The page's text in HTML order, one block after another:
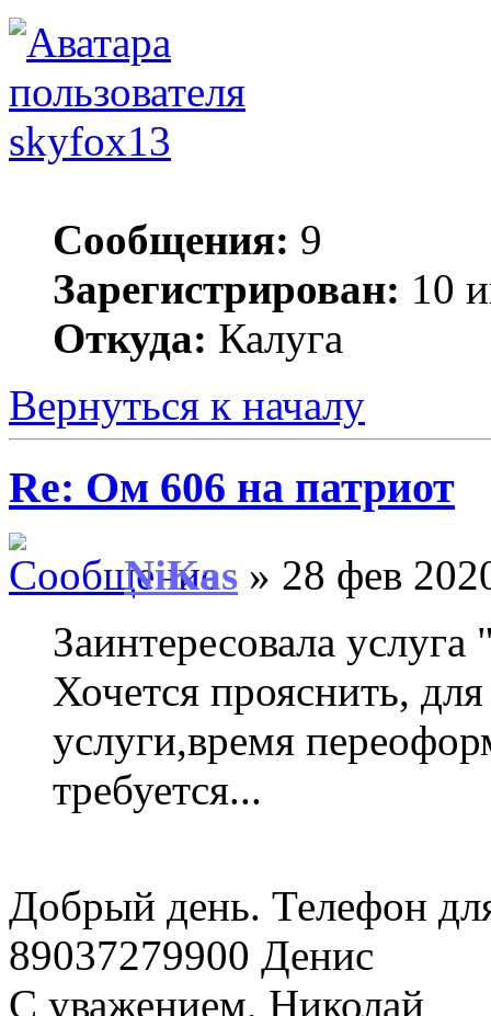
skyfox13
Сообщения: 9
Зарегистрирован: 10
Откуда: Калуга
Вернуться к началу
Re: Ом 606 на патриот
NiKas » 28 фев
Заинтересовала
Хочется прояснить,
услуги,время
требуется...
Добрый день. Телефон
89037279900 Денис
С уважением, Николай